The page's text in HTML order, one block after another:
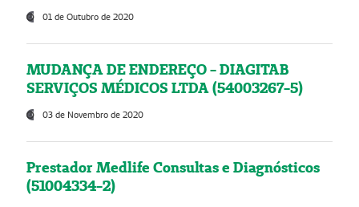
01 de Outubro de 2020
MUDANÇA DE ENDEREÇO - DIAGITAB
SERVIÇOS MÉDICOS LTDA (54003267-5)
03 de Novembro de 2020
Prestador Medlife Consultas e Diagnósticos
(51004334-2)